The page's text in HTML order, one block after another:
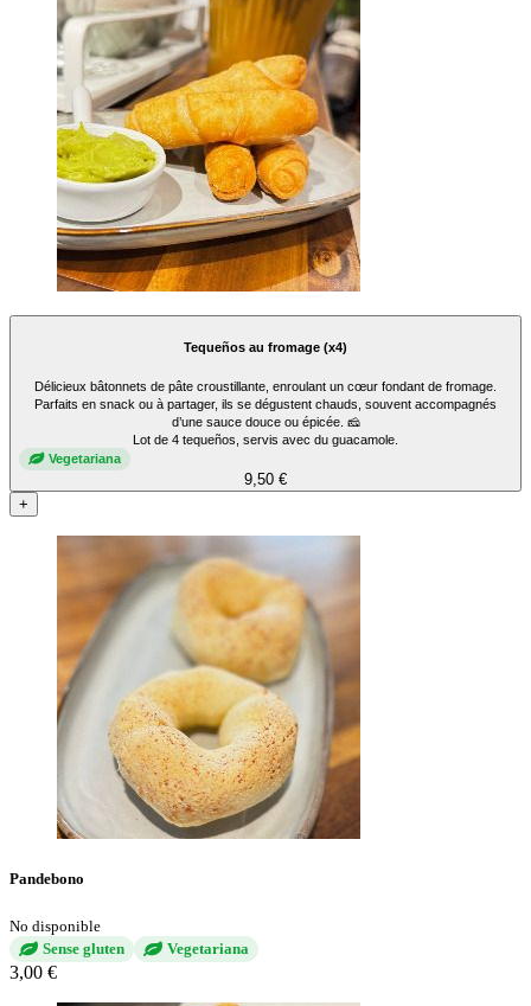
Tequeños au fromage (x4)
Délicieux bâtonnets de pâte croustillante, enroulant un cœur fondant de fromage.
Parfaits en snack ou à partager, ils se dégustent chauds, souvent accompagnés
d’une sauce douce ou épicée. 🧀
Lot de 4 tequeños, servis avec du guacamole.
Vegetariana
9,50 €
+
Pandebono
No disponible
Sense gluten
Vegetariana
3,00 €